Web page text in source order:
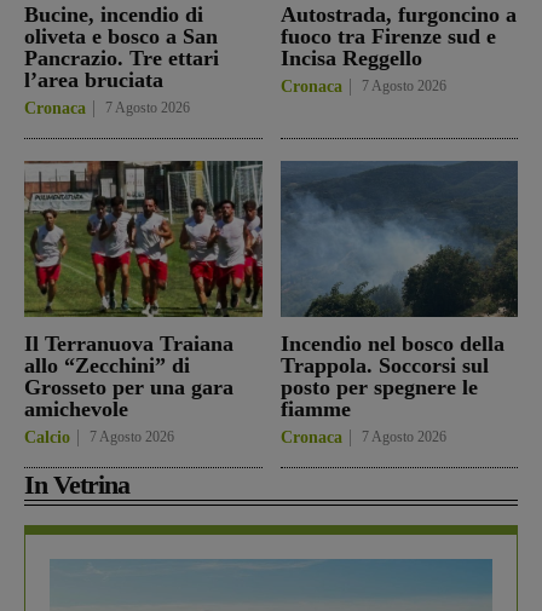
Bucine, incendio di
oliveta e bosco a San
Pancrazio. Tre ettari
l’area bruciata
Cronaca 7 Agosto 2026
Autostrada, furgoncino a
fuoco tra Firenze sud e
Incisa Reggello
Cronaca 7 Agosto 2026
Il Terranuova Traiana
allo “Zecchini” di
Grosseto per una gara
amichevole
Calcio 7 Agosto 2026
Incendio nel bosco della
Trappola. Soccorsi sul
posto per spegnere le
fiamme
Cronaca 7 Agosto 2026
In Vetrina